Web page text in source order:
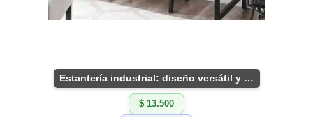
Estantería industrial: diseño versátil y funcional
$ 13.500